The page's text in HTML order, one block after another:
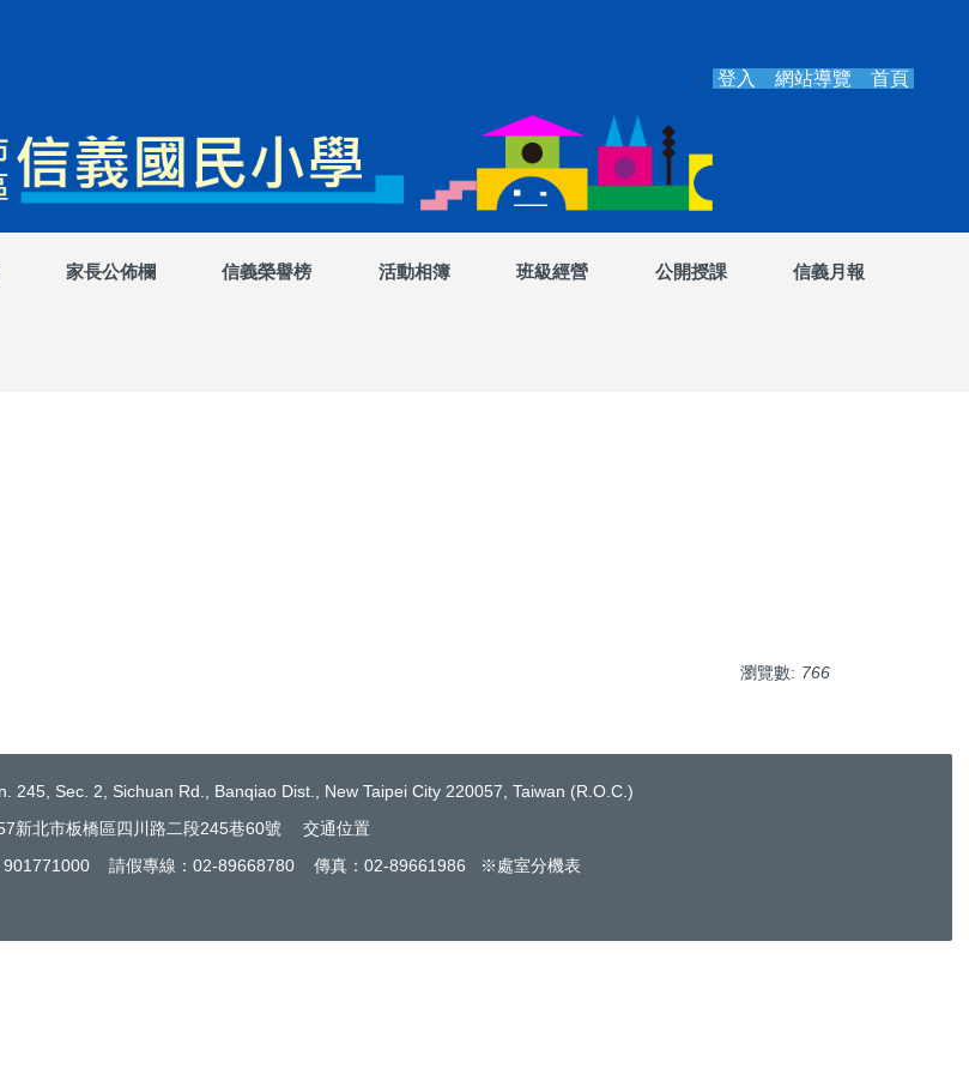
::: 登入 網站導覽 首頁
家長公佈欄 信義榮譽榜 活動相簿 班級經營 公開授課 信義月報
瀏覽數: 766
Sec. 2, Sichuan Rd., Banqiao Dist., New Taipei City 220057, Taiwan (R.O.C.)
新北市板橋區四川路二段245巷60號 交通位置
請假專線：02-89668780 傳真：02-89661986 ※處室分機表